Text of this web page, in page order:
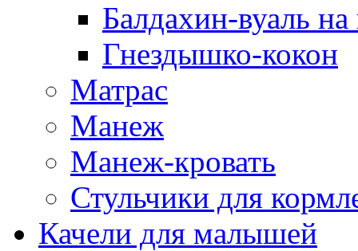
Балдахин-вуаль на
Гнездышко-кокон
Матрас
Манеж
Манеж-кровать
Стульчики для
Качели для малышей